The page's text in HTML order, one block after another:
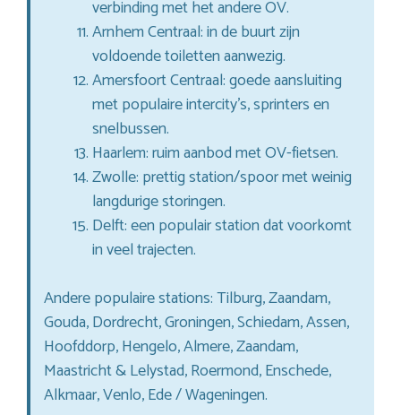
verbinding met het andere OV.
Arnhem Centraal: in de buurt zijn
voldoende toiletten aanwezig.
Amersfoort Centraal: goede aansluiting
met populaire intercity’s, sprinters en
snelbussen.
Haarlem: ruim aanbod met OV-fietsen.
Zwolle: prettig station/spoor met weinig
langdurige storingen.
Delft: een populair station dat voorkomt
in veel trajecten.
Andere populaire stations: Tilburg, Zaandam,
Gouda, Dordrecht, Groningen, Schiedam, Assen,
Hoofddorp, Hengelo, Almere, Zaandam,
Maastricht & Lelystad, Roermond, Enschede,
Alkmaar, Venlo, Ede / Wageningen.